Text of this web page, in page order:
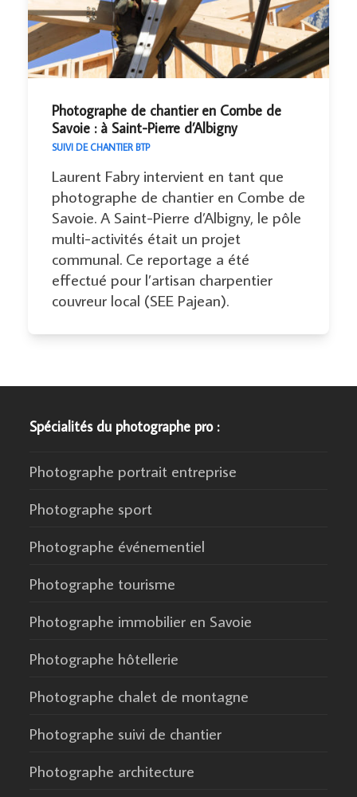
Photographe de chantier en Combe de
Savoie : à Saint-Pierre d’Albigny
SUIVI DE CHANTIER BTP
Laurent Fabry intervient en tant que
photographe de chantier en Combe de
Savoie. A Saint-Pierre d’Albigny, le pôle
multi-activités était un projet
communal. Ce reportage a été
effectué pour l’artisan charpentier
couvreur local (SEE Pajean).
Spécialités du photographe pro :
Photographe portrait entreprise
Photographe sport
Photographe événementiel
Photographe tourisme
Photographe immobilier en Savoie
Photographe hôtellerie
Photographe chalet de montagne
Photographe suivi de chantier
Photographe architecture